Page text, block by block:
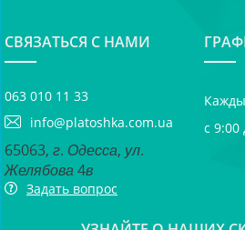
СВЯЗАТЬСЯ С НАМИ
063 010 11 33
info@platoshka.com.ua
65063, г. Одесса, ул.
Желябова 4в
Задать вопрос
с 9:00